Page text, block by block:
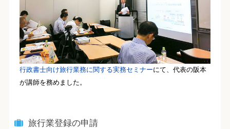
行政書士向け旅行業務に関する実務セミナーにて、代表の阪本
が講師を務めました。
旅行業登録の申請